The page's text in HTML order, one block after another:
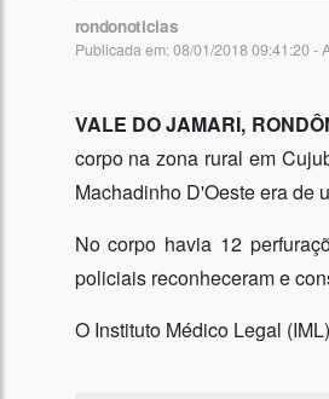
rondonoticias
Publicada em: 08/01/2018 09:41:20 -
VALE DO JAMARI,
corpo na zona rural em
Machadinho D'Oeste era de
No corpo havia 12
policiais reconheceram e
O Instituto Médico Legal